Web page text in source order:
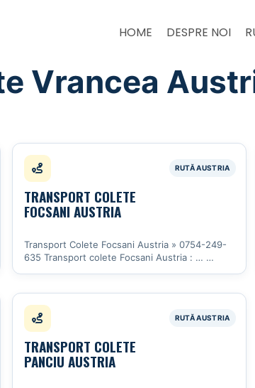
HOME DESPRE NOI
Vrancea
TRANSPORT COLETE
FOCSANI AUSTRIA
Transport Colete Focsani Austria » 0754-249-
635 Transport colete Focsani Austria : …
Vezi detalii
TRANSPORT COLETE
PANCIU AUSTRIA